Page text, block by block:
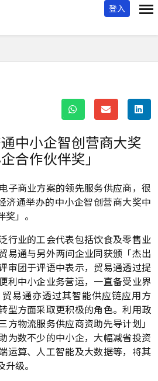
登入
中小企智创营商大奖
合作伙伴奖」
子商业方案的领先服务供应商，很
济通举办的中小企智创营商大奖中
」。
行业的工会代表包括饮食及零售业
易通与另外两间企业同获颁「杰出
审团于评语中表示，贸易通透过提
利中小企业务营运，一直备受业界
易通亦透过其智能供应链应用方
型方面采取更积极的角色。利用政
方物流服务供应商资助先导计划」
为数不少的中小企，大幅减省投资
运算、人工智能及大数据等，将其
级。